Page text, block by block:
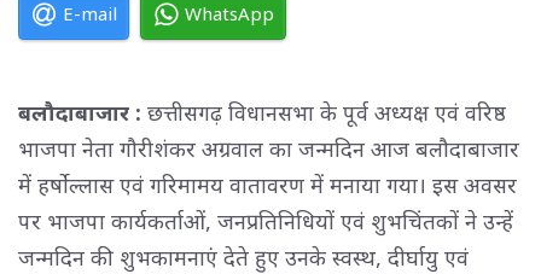
E-mail WhatsApp
बलौदाबाजार : छत्तीसगढ़ विधानसभा के पूर्व अध्यक्ष एवं वरिष्ठ
भाजपा नेता गौरीशंकर अग्रवाल का जन्मदिन आज बलौदाबाजार
में हर्षोल्लास एवं गरिमामय वातावरण में मनाया गया। इस अवसर
पर भाजपा कार्यकर्ताओं, जनप्रतिनिधियों एवं शुभचिंतकों ने उन्हें
जन्मदिन की शुभकामनाएं देते हुए उनके स्वस्थ, दीर्घायु एवं